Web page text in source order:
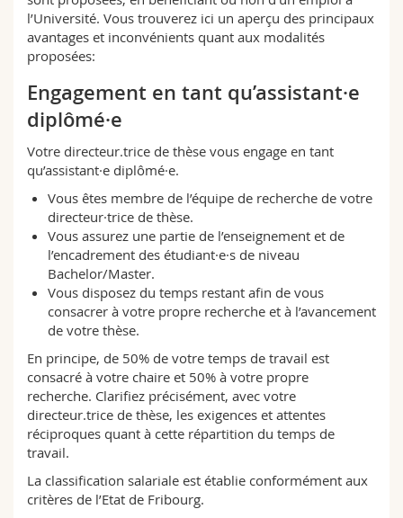
Sciences et médecine
Interfacultaire
Collaborateurs
Doctorants
Webmail
Programme des cours
MyUnifr
l’Université. Vous trouverez ici un aperçu des principaux
avantages et inconvénients quant aux modalités
proposées:
Engagement en tant qu’assistant·e
diplômé·e
Votre directeur.trice de thèse vous engage en tant
qu’assistant·e diplômé·e.
Vous êtes membre de l’équipe de recherche de votre
directeur·trice de thèse.
Vous assurez une partie de l’enseignement et de
l’encadrement des étudiant·e·s de niveau
Bachelor/Master.
Vous disposez du temps restant afin de vous
consacrer à votre propre recherche et à l’avancement
de votre thèse.
En principe, de 50% de votre temps de travail est
consacré à votre chaire et 50% à votre propre
recherche. Clarifiez précisément, avec votre
directeur.trice de thèse, les exigences et attentes
réciproques quant à cette répartition du temps de
travail.
La classification salariale est établie conformément aux
critères de l’Etat de Fribourg.